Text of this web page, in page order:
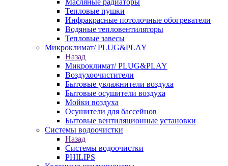
Масляные радиаторы
Тепловые пушки
Инфракрасные потолочные обогреватели
Водяные тепловентиляторы
Тепловые завесы
Микроклимат/ PLUG&PLAY
Назад
Микроклимат/ PLUG&PLAY
Воздухоочистители
Бытовые увлажнители воздуха
Бытовые осушители воздуха
Мойки воздуха
Осушители для бассейнов
Бытовые вентиляционные установки
Системы водоочистки
Назад
Системы водоочистки
PHILIPS